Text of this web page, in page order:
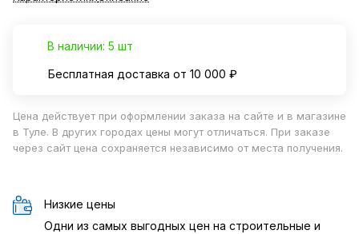
В наличии: 5 шт
Бесплатная доставка от 10 000 ₽
Цена действует при оформлении заказа на сайте и в магазине
в Туле. В других городах цены могут отличаться. При заказе
через сайт цена сохраняется независимо от места получения.
Низкие цены
Одни из самых выгодных цен на строительные и